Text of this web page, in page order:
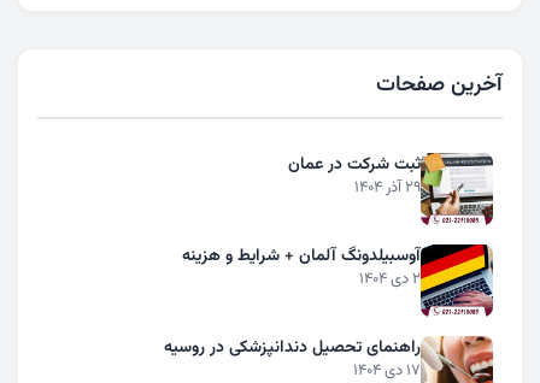
آخرین صفحات
ثبت شرکت در عمان
29 آذر 1404
آوسبیلدونگ آلمان + شرایط و هزینه
2 دی 1404
راهنمای تحصیل دندانپزشکی در روسیه
17 دی 1404